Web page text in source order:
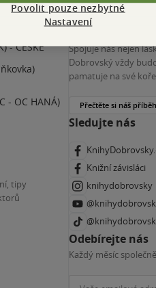
- ČESKÉ
- OC HANÁ)
tipy
Více o nás
Spojuje nás nejen
Dobrovský vždy
pamatuje na své
Přečtěte si náš příběh
Sledujte nás
Knižní závisláci
knihydobrovsky
Odebírejte nás
Každý měsíc
Povolit pouze nezbytné
Nastavení